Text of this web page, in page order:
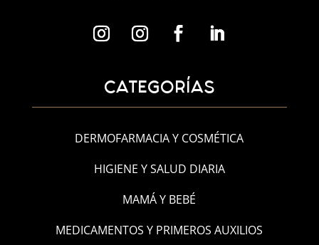
CATEGORÍAS
DERMOFARMACIA Y COSMÉTICA
HIGIENE Y SALUD DIARIA
MAMÁ Y BEBÉ
MEDICAMENTOS Y PRIMEROS AUXILIOS